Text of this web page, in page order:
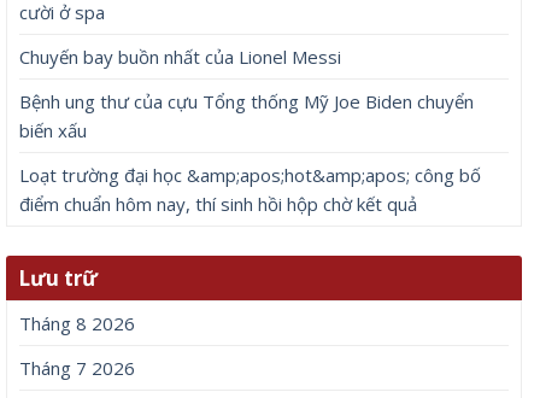
cười ở spa
Chuyến bay buồn nhất của Lionel Messi
Bệnh ung thư của cựu Tổng thống Mỹ Joe Biden chuyển
biến xấu
Loạt trường đại học &amp;apos;hot&amp;apos; công bố
điểm chuẩn hôm nay, thí sinh hồi hộp chờ kết quả
Lưu trữ
Tháng 8 2026
Tháng 7 2026